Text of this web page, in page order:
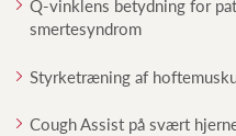
Q-vinklens betydning for
smertesyndrom
Styrketræning af
Cough Assist på svært